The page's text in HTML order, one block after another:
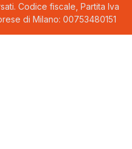
Codice fiscale, Partita Iva
di Milano: 00753480151